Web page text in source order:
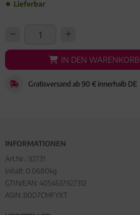
Lieferbar
IN DEN WARENKORB
IN DEN WARENKORB
Gratisversand ab 90 € innerhalb DE
INFORMATIONEN
Art.Nr.: 92731
Inhalt: 0.0680kg
GTIN/EAN: 4054537927312
ASIN: B0D7CMFYXT